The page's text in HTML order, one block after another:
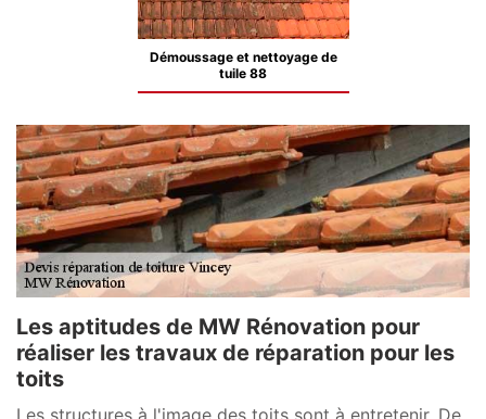
Démoussage et nettoyage de
tuile 88
Les aptitudes de MW Rénovation pour
réaliser les travaux de réparation pour les
toits
Les structures à l'image des toits sont à entretenir. De